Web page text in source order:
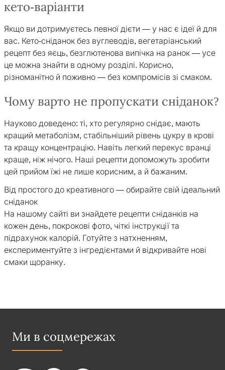
кето-варіанти
Якщо ви дотримуєтесь певної дієти — у нас є ідеї й для
вас. Кето-сніданок без вуглеводів, вегетаріанський
рецепт без яєць, безглютенова випічка на ранок — усе
це можна знайти в одному розділі. Корисно,
різноманітно й поживно — без компромісів зі смаком.
Чому варто не пропускати сніданок?
Науково доведено: ті, хто регулярно снідає, мають
кращий метаболізм, стабільніший рівень цукру в крові
та кращу концентрацію. Навіть легкий перекус вранці
краще, ніж нічого. Наші рецепти допоможуть зробити
цей прийом їжі не лише корисним, а й бажаним.
Від простого до креативного — обирайте свій ідеальний
сніданок
На нашому сайті ви знайдете рецепти сніданків на
кожен день, покрокові фото, чіткі інструкції та
підрахунок калорій. Готуйте з натхненням,
експериментуйте з інгредієнтами й відкривайте нові
смаки щоранку.
Ми в соцмережах